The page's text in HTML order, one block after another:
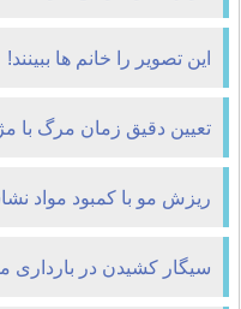
این تصویر را خانم ها ببینند!
تعيين دقيق زمان مرگ با
ريزش مو با کمبود مواد
سیگار کشیدن در بارداری